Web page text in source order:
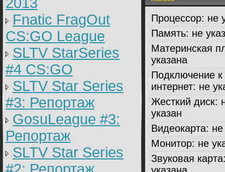
Fnatic FragOut
CS:GO League
SLTV StarSeries
#4 CS:GO
SLTV Star Series
#3: Репортаж
GosuLeague #3:
Репортаж
SLTV Star Series
Процессор: не
Память: не
Материнская
указана
Подключение к
интернет: не
Жесткий диск:
указан
Видеокарта: не
Монитор: не
Звуковая